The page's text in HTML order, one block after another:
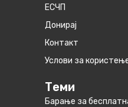
ЕСЧП
Донирај
Контакт
Услови за
Теми
Барање за